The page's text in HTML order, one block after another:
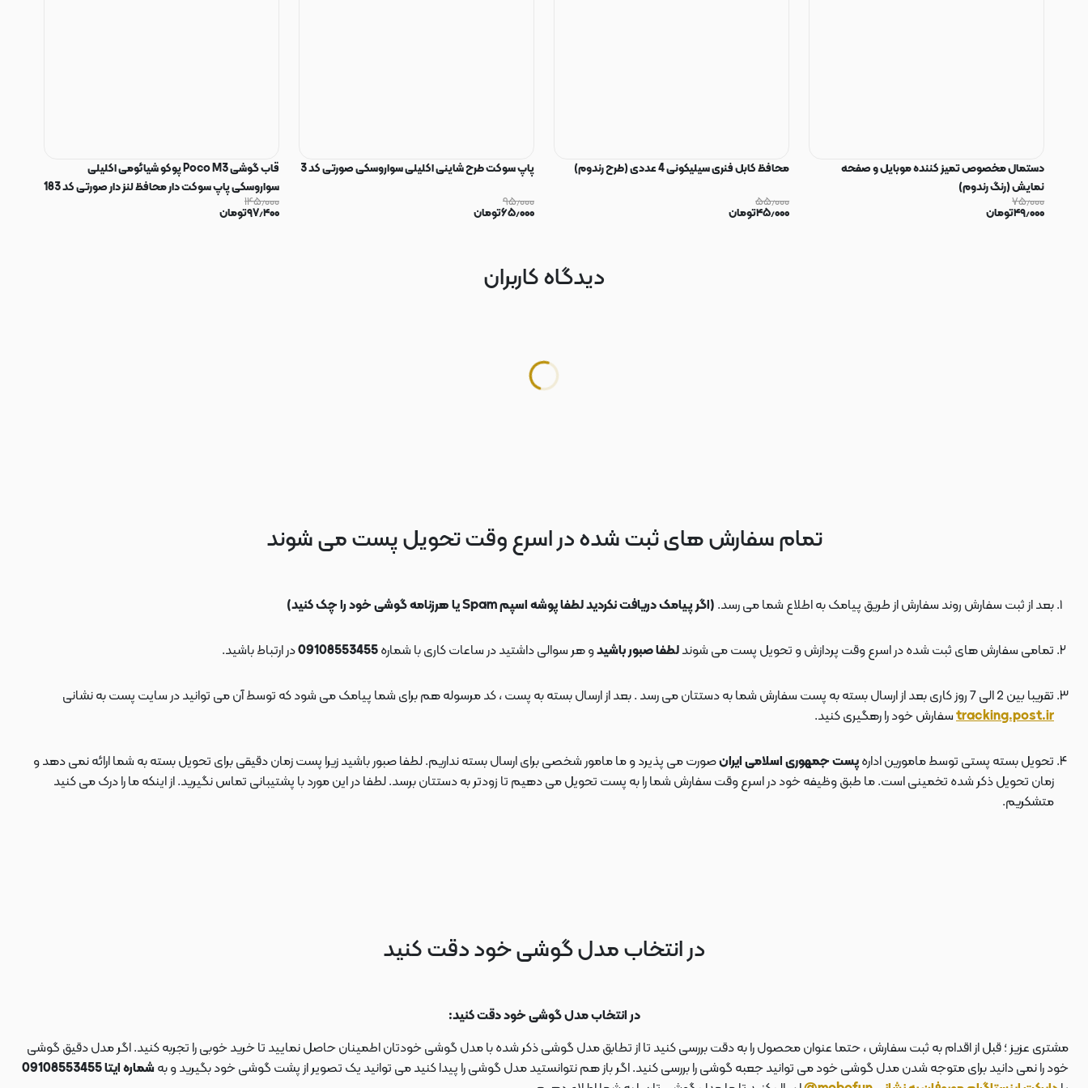
دستمال مخصوص تمیز کننده موبایل و صفحه
نمایش (رنگ رندوم)
۷۵٫۰۰۰
۴۹٫۰۰۰تومان
محافظ کابل فنری سیلیکونی 4 عددی (طرح رندوم)
۵۵٫۰۰۰
۴۵٫۰۰۰تومان
پاپ سوکت طرح شاینی اکلیلی سواروسکی صورتی کد 3
۹۵٫۰۰۰
۶۵٫۰۰۰تومان
قاب گوشی Poco M3 پوکو شیائومی اکلیلی
سواروسکی پاپ سوکت دار محافظ لنز دار صورتی کد 183
۱۴۵٫۰۰۰
۹۷٫۴۰۰تومان
دیدگاه کاربران
تمام سفارش های ثبت شده در اسرع وقت تحویل پست می شوند
بعد از ثبت سفارش روند سفارش از طریق پیامک به اطلاع شما می رسد. (اگر پیامک دریافت نکردید لطفا پوشه اسپم Spam یا هرزنامه گوشی خود را چک کنید)
تمامی سفارش های ثبت شده در اسرع وقت پردازش و تحویل پست می شوندلطفا صبور باشیدو هر سوالی داشتید در ساعات کاری با شماره در ارتباط باشید.
تقریبا بین 2 الی 7 روز کاری بعد از ارسال بسته به پست سفارش شما به دستتان می رسد . بعد از ارسال بسته به پست ، کد مرسوله هم برای شما پیامک می شود که توسط آن می توانید در سایت پست به نشانی
tracking.post.irسفارش خود را رهگیری کنید.
تحویل بسته پستی توسط مامورین ادارهپست جمهوری اسلامی ایرانصورت می پذیرد و ما مامور شخصی برای ارسال بسته نداریم. لطفا صبور باشید زیرا پست زمان دقیقی برای تحویل بسته به شما ارائه نمی دهد و
زمان تحویل ذکر شده تخمینی است. ما طبق وظیفه خود در اسرع وقت سفارش شما را به پست تحویل می دهیم تا زودتر به دستتان برسد. لطفا در این مورد با پشتیبانی تماس نگیرید. از اینکه ما را درک می کنید
متشکریم.
در انتخاب مدل گوشی خود دقت کنید
در انتخاب مدل گوشی خود دقت کنید:
مشتری عزیز ؛ قبل از اقدام به ثبت سفارش ، حتما عنوان محصول را به دقت بررسی کنید تا از تطابق مدل گوشی ذکر شده با مدل گوشی خودتان اطمینان حاصل نمایید تا خرید خوبی را تجربه کنید. اگر مدل دقیق گوشی
خود را نمی دانید برای متوجه شدن مدل گوشی خود می توانید جعبه گوشی را بررسی کنید. اگر باز هم نتوانستید مدل گوشی را پیدا کنید می توانید یک تصویر از پشت گوشی خود بگیرید و به شماره ایتا 09108553455